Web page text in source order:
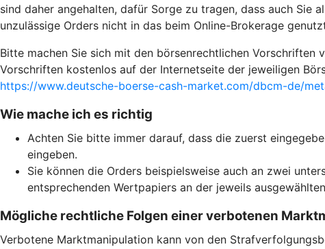
sind daher angehalten, dafür Sorge zu tragen, dass auch Sie
unzulässige Orders nicht in das beim Online-Brokerage
Bitte machen Sie sich mit den börsenrechtlichen
Vorschriften kostenlos auf der Internetseite der jeweiligen
https://www.deutsche-boerse-cash-market.com/dbcm-de/
Wie mache ich es richtig
Achten Sie bitte immer darauf, dass die zuerst
eingeben.
Sie können die Orders beispielsweise auch an zwei
entsprechenden Wertpapiers an der jeweils
Mögliche rechtliche Folgen einer verbotenen
Verbotene Marktmanipulation kann von den